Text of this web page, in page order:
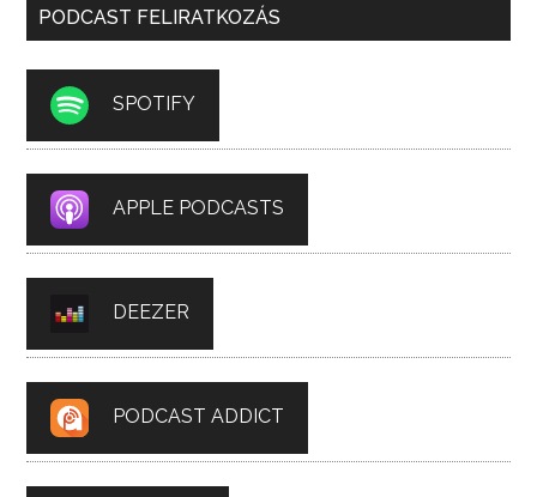
PODCAST FELIRATKOZÁS
SPOTIFY
APPLE PODCASTS
DEEZER
PODCAST ADDICT